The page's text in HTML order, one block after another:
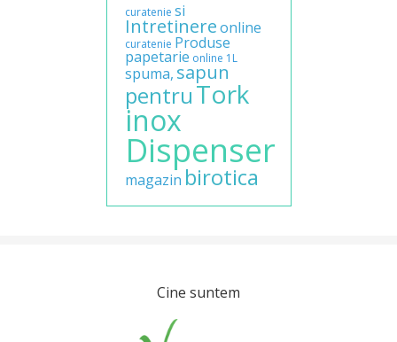
curatenie si
Intretinereonline
curatenie Produse
papetarie online 1L
spuma, sapun
pentruTork
inox
Dispenser
magazin birotica
Cine suntem